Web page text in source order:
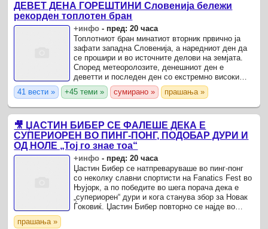
ДЕВЕТ ДЕНА ГОРЕШТИНИ Словенија бележи
рекорден топлотен бран
+инфо - пред: 20 часа
Топлотниот бран минатиот вторник првично ја
зафати западна Словенија, а наредниот ден да
се прошири и во источните делови на земјата.
Според метеоролозите, денешниот ден е
деветти и последен ден со екстремно високи
температури, што претставува рекорд по
времетраење на национално ...
41 вести » +45 теми » сумирано » прашања »
🎥 ЏАСТИН БИБЕР СЕ ФАЛЕШЕ ДЕКА Е
СУПЕРИОРЕН ВО ПИНГ-ПОНГ, ПОДОБАР ДУРИ И
ОД НОЛЕ „Тој го знае тоа“
+инфо - пред: 20 часа
Џастин Бибер се натпреваруваше во пинг-понг
со неколку славни спортисти на Fanatics Fest во
Њујорк, а по победите во шега порача дека е
„супериорен“ дури и кога станува збор за Новак
Ѓоковиќ. Џастин Бибер повторно се најде во
прашања »